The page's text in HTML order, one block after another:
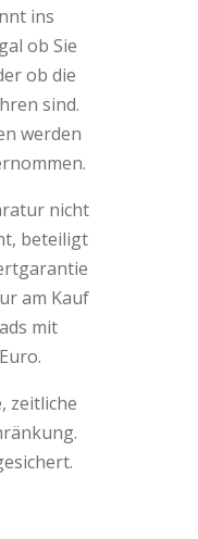
ins
ob Sie
ob die
sind.
werden
nicht
beteiligt
am Kauf
mit
zeitliche